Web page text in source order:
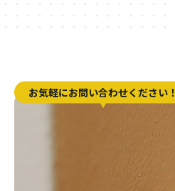
お気軽にお問い合わせください！